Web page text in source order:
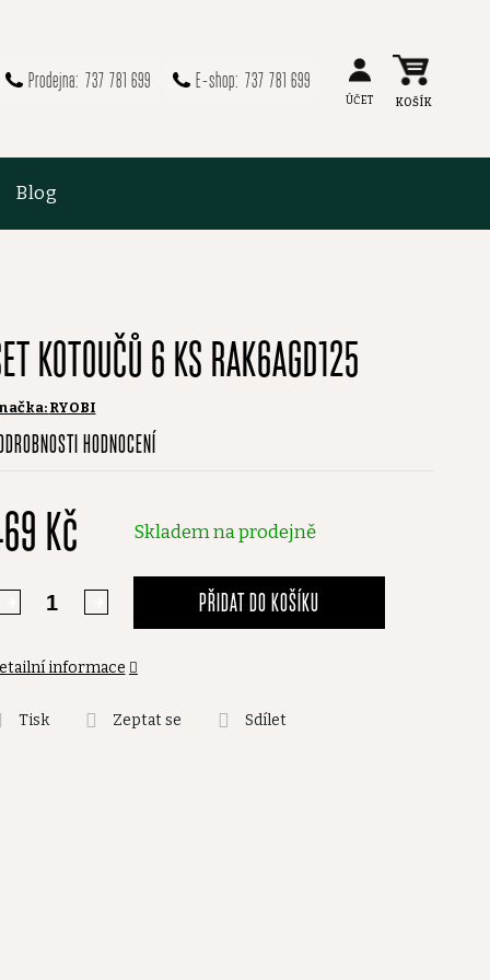
737 781 699
737 781 699
Blog
KOTOUČŮ 6 KS RAK6AGD125
HODNOCENÍ
RYOBI
Kč Skladem na prodejně
PŘIDAT DO KOŠÍKU
informace
Tisk Zeptat se Sdílet